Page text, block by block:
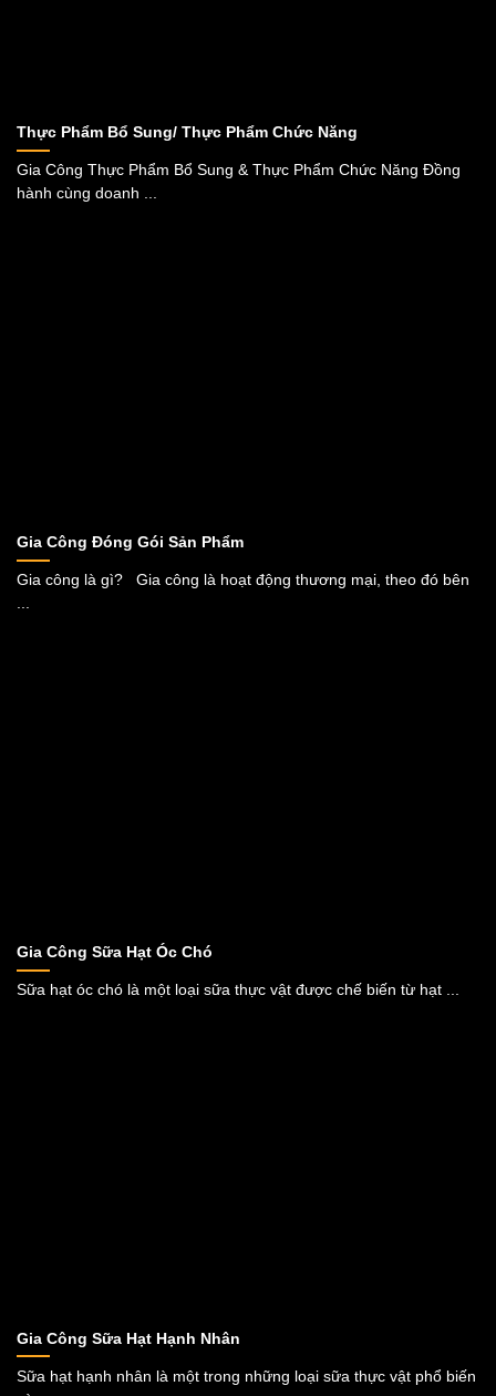
Thực Phẩm Bổ Sung/ Thực Phẩm Chức Năng
Gia Công Thực Phẩm Bổ Sung & Thực Phẩm Chức Năng Đồng
hành cùng doanh ...
Gia Công Đóng Gói Sản Phẩm
Gia công là gì? Gia công là hoạt động thương mại, theo đó bên
...
Gia Công Sữa Hạt Óc Chó
Sữa hạt óc chó là một loại sữa thực vật được chế biến từ hạt ...
Gia Công Sữa Hạt Hạnh Nhân
Sữa hạt hạnh nhân là một trong những loại sữa thực vật phổ biến